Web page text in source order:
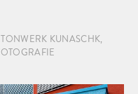
KUNASCHK,